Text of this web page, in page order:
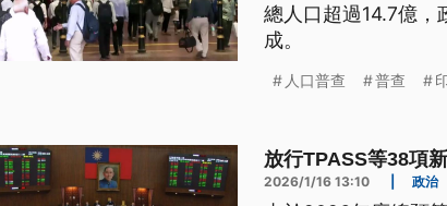
總人口超過14.7億，
成。
人口普查 普查
放行TPASS等38項
2026/1/16 13:10 政治